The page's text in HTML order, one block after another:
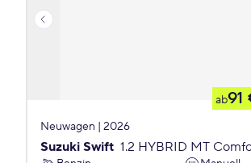
ab91
Neuwagen | 2026
Suzuki Swift 1.2 HYBRID MT